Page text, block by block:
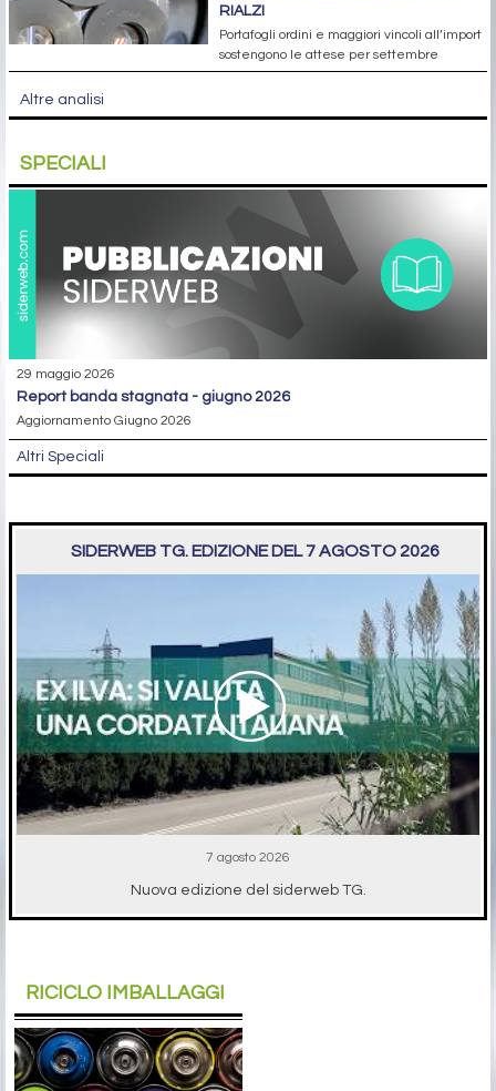
RIALZI
Portafogli ordini e maggiori vincoli all’import
sostengono le attese per settembre
Altre analisi
SPECIALI
29 maggio 2026
report banda stagnata - giugno 2026
Aggiornamento Giugno 2026
Altri Speciali
SIDERWEB TG. EDIZIONE DEL 7 AGOSTO 2026
7 agosto 2026
Nuova edizione del siderweb TG.
RICICLO IMBALLAGGI